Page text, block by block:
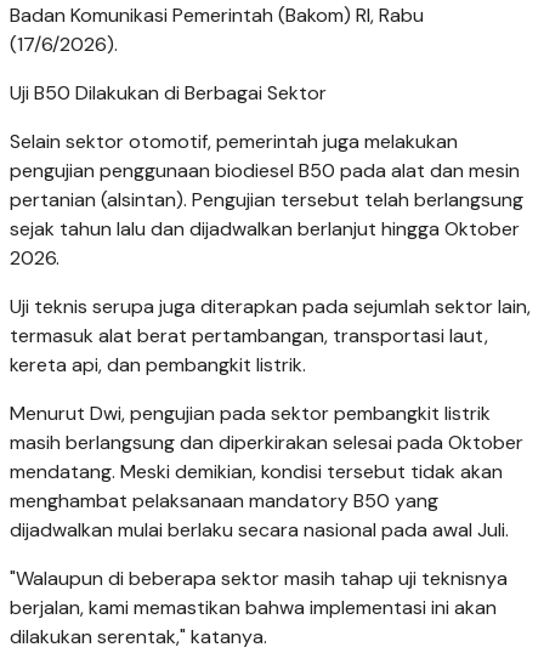
Badan Komunikasi Pemerintah (Bakom) RI, Rabu
(17/6/2026).
Uji B50 Dilakukan di Berbagai Sektor
Selain sektor otomotif, pemerintah juga melakukan
pengujian penggunaan biodiesel B50 pada alat dan mesin
pertanian (alsintan). Pengujian tersebut telah berlangsung
sejak tahun lalu dan dijadwalkan berlanjut hingga Oktober
2026.
Uji teknis serupa juga diterapkan pada sejumlah sektor lain,
termasuk alat berat pertambangan, transportasi laut,
kereta api, dan pembangkit listrik.
Menurut Dwi, pengujian pada sektor pembangkit listrik
masih berlangsung dan diperkirakan selesai pada Oktober
mendatang. Meski demikian, kondisi tersebut tidak akan
menghambat pelaksanaan mandatory B50 yang
dijadwalkan mulai berlaku secara nasional pada awal Juli.
"Walaupun di beberapa sektor masih tahap uji teknisnya
berjalan, kami memastikan bahwa implementasi ini akan
dilakukan serentak," katanya.